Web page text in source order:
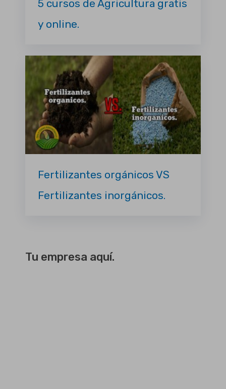
5 cursos de Agricultura gratis
y online.
Fertilizantes orgánicos VS
Fertilizantes inorgánicos.
Tu empresa aquí.